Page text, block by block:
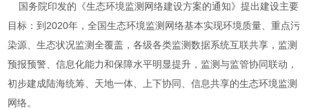
国务院印发的《生态环境监测网络建设方案的通知》提出建设主要
目标：到2020年，全国生态环境监测网络基本实现环境质量、重点污
染源、生态状况监测全覆盖，各级各类监测数据系统互联共享，监测
预报预警、信息化能力和保障水平明显提升，监测与监管协同联动，
初步建成陆海统筹、天地一体、上下协同、信息共享的生态环境监测
网络。